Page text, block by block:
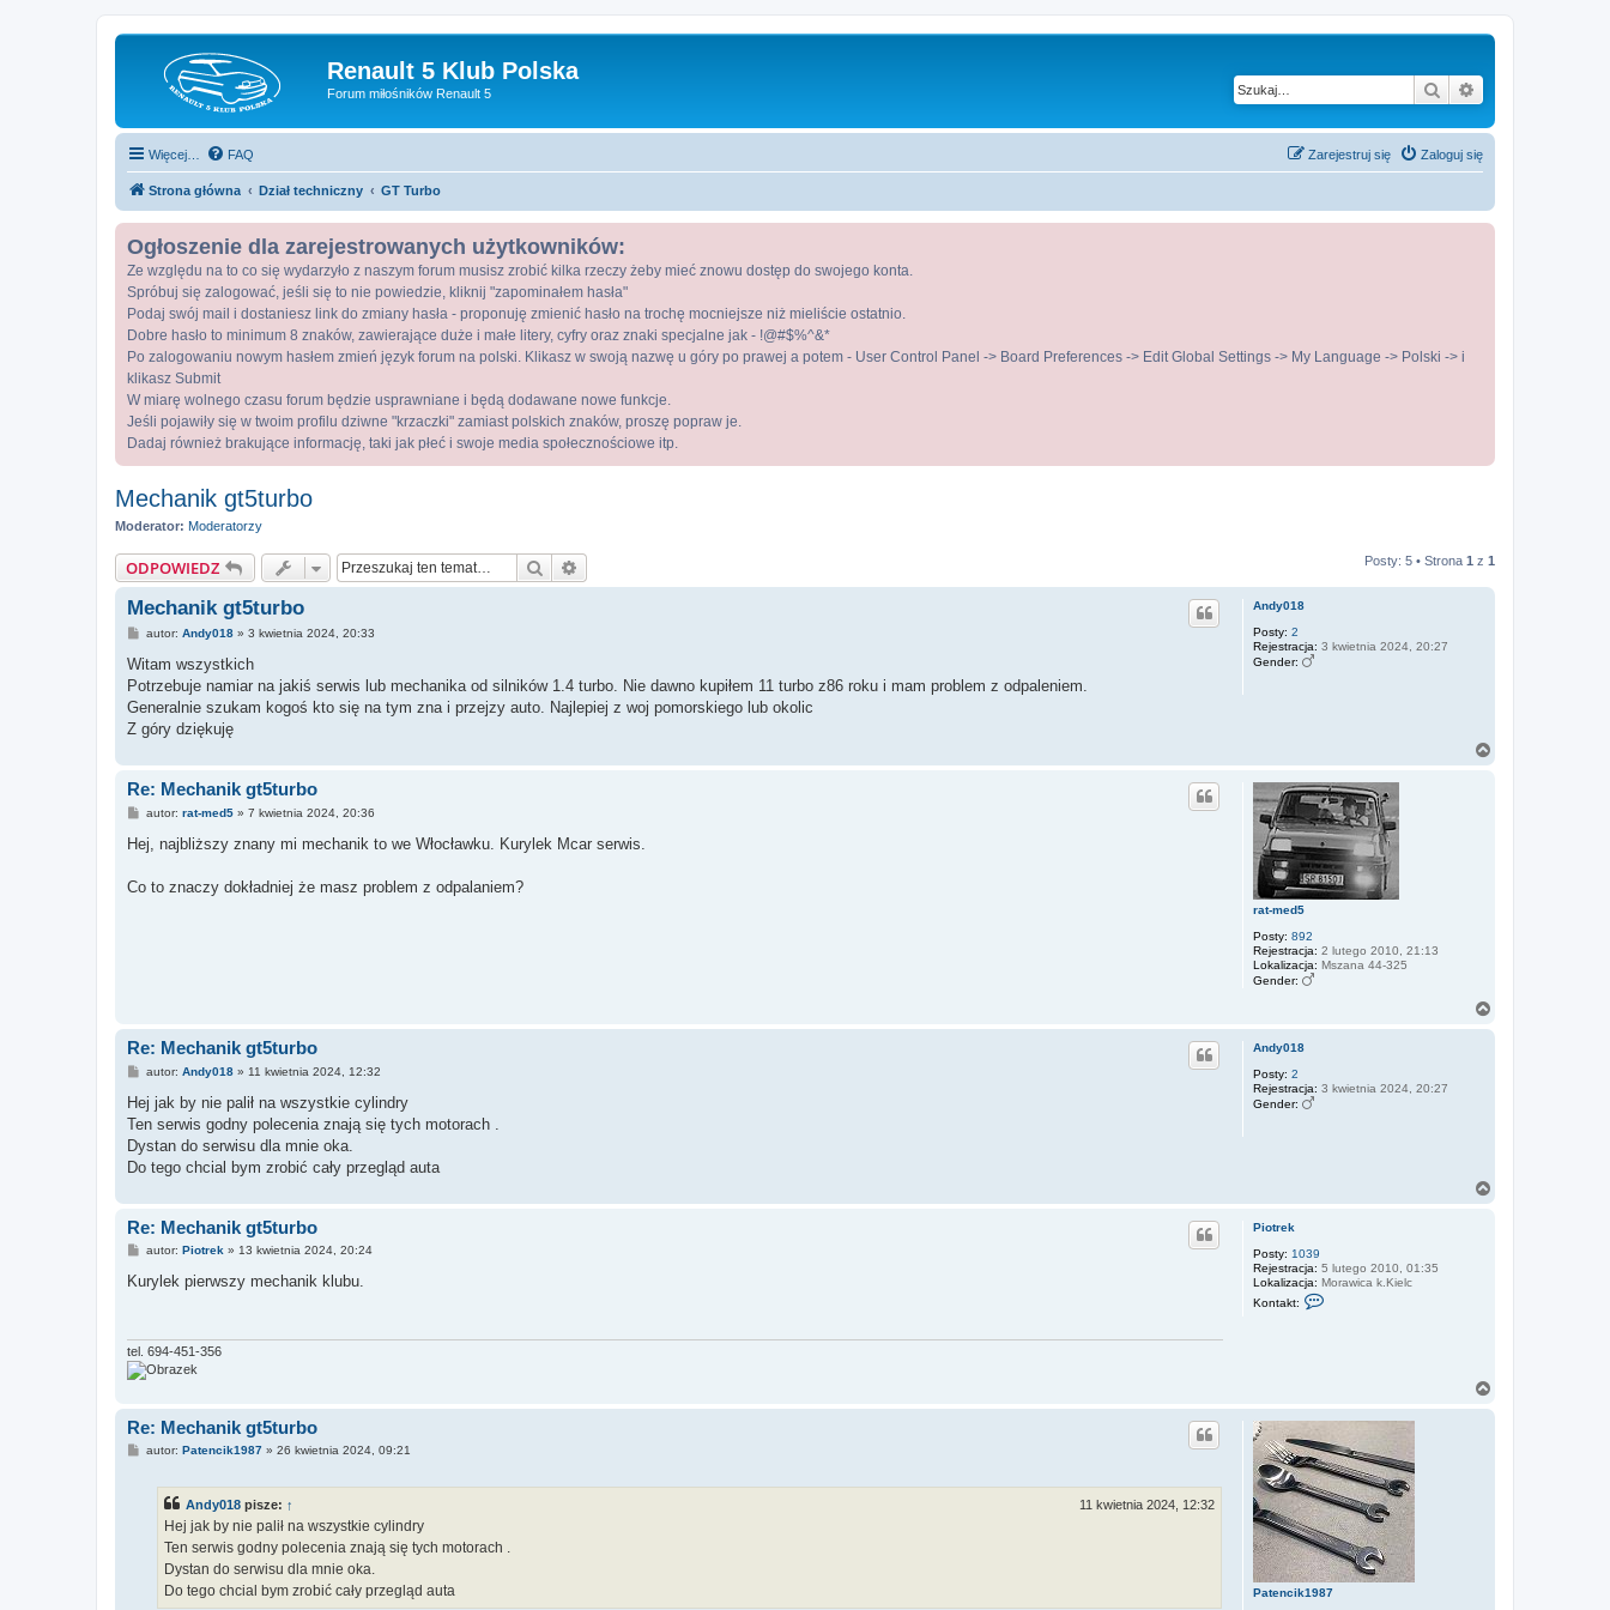
Renault 5 Klub Polska
Forum miłośników Renault 5 Szukaj
Więcej… FAQ Zaloguj się
Zarejestruj się
Strona główna Dział techniczny GT Turbo
Ogłoszenie dla zarejestrowanych użytkowników:
Ze względu na to co się wydarzyło z naszym forum musisz zrobić kilka rzeczy żeby mieć znowu dostęp do swojego konta.
Spróbuj się zalogować, jeśli się to nie powiedzie, kliknij "zapominałem hasła"
Podaj swój mail i dostaniesz link do zmiany hasła - proponuję zmienić hasło na trochę mocniejsze niż mieliście ostatnio.
Dobre hasło to minimum 8 znaków, zawierające duże i małe litery, cyfry oraz znaki specjalne jak - !@#$%^&*
Po zalogowaniu nowym hasłem zmień język forum na polski. Klikasz w swoją nazwę u góry po prawej a potem - User Control Panel -> Board Preferences -> Edit Global Settings -> My Language -> Polski -> i
klikasz Submit
W miarę wolnego czasu forum będzie usprawniane i będą dodawane nowe funkcje.
Jeśli pojawiły się w twoim profilu dziwne "krzaczki" zamiast polskich znaków, proszę popraw je.
Dadaj również brakujące informację, taki jak płeć i swoje media społecznościowe itp.
Mechanik gt5turbo
Moderator: Moderatorzy
ODPOWIEDZ Szukaj Posty: 5 • Strona 1 z 1
Andy018
Posty: 2
Rejestracja: 3 kwietnia 2024, 20:27
Gender:
Mechanik gt5turbo
P
s
autor: Andy018» 3 kwietnia 2024, 20:33
Witam wszystkich
Potrzebuje namiar na jakiś serwis lub mechanika od silników 1.4 turbo. Nie dawno kupiłem 11 turbo z86 roku i mam problem z odpaleniem.
Generalnie szukam kogoś kto się na tym zna i przejzy auto. Najlepiej z woj pomorskiego lub okolic
Z góry dziękuję
rat-med5
Posty: 892
Rejestracja: 2 lutego 2010, 21:13
Lokalizacja: Mszana 44-325
Gender:
Re: Mechanik gt5turbo
P
s
autor: rat-med5» 7 kwietnia 2024, 20:36
Hej, najbliższy znany mi mechanik to we Włocławku. Kurylek Mcar serwis.
Co to znaczy dokładniej że masz problem z odpalaniem?
Andy018
Posty: 2
Rejestracja: 3 kwietnia 2024, 20:27
Gender:
Re: Mechanik gt5turbo
P
s
autor: Andy018» 11 kwietnia 2024, 12:32
Hej jak by nie palił na wszystkie cylindry
Ten serwis godny polecenia znają się tych motorach .
Dystan do serwisu dla mnie oka.
Do tego chcial bym zrobić cały przegląd auta
Piotrek
Posty: 1039
Rejestracja: 5 lutego 2010, 01:35
Lokalizacja: Morawica k.Kielc
Kontakt:
u
j
i
ę
z
P
i
o
t
r
e
k
Re: Mechanik gt5turbo
P
s
autor: Piotrek » 13 kwietnia 2024, 20:24
Kurylek pierwszy mechanik klubu.
tel. 694-451-356
Patencik1987
Re: Mechanik gt5turbo
Pautor: Patencik1987» 26 kwietnia 2024, 09:21
Andy018 pisze: ↑ 11 kwietnia 2024, 12:32
Hej jak by nie palił na wszystkie cylindry
Ten serwis godny polecenia znają się tych motorach .
Dystan do serwisu dla mnie oka.
Do tego chcial bym zrobić cały przegląd auta